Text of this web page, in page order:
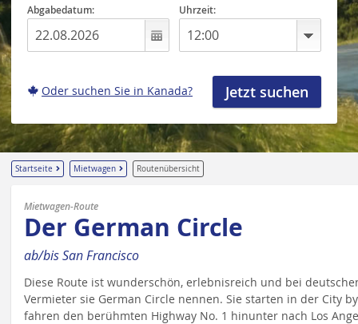
Abgabedatum: Uhrzeit:
Oder suchen Sie in Kanada?
Startseite Mietwagen Routenübersicht
Mietwagen-Route
Der German Circle
ab/bis San Francisco
Diese Route ist wunderschön, erlebnisreich und bei
Vermieter sie German Circle nennen. Sie starten in der City
fahren den berühmten Highway No. 1 hinunter nach Los